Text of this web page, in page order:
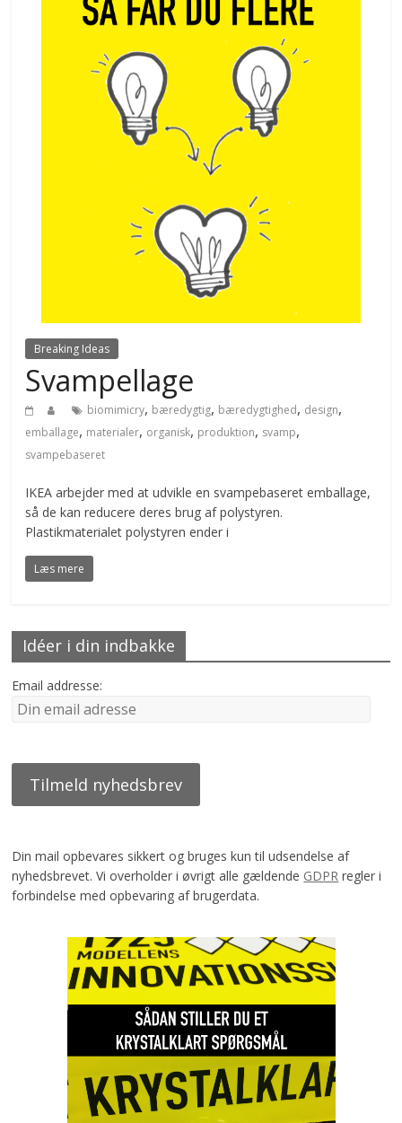
Breaking Ideas
Svampellage
biomimicry, bæredygtig, bæredygtighed, design,
emballage, materialer, organisk, produktion, svamp,
svampebaseret
IKEA arbejder med at udvikle en svampebaseret emballage,
så de kan reducere deres brug af polystyren.
Plastikmaterialet polystyren ender i
Læs mere
Idéer i din indbakke
Email addresse:
Din mail opbevares sikkert og bruges kun til udsendelse af
nyhedsbrevet. Vi overholder i øvrigt alle gældende GDPR regler i
forbindelse med opbevaring af brugerdata.